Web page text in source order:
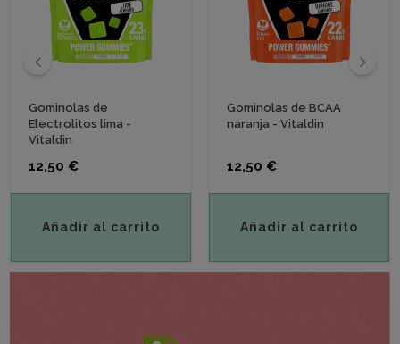
Gominolas de
Electrolitos lima -
Vitaldin
Precio
12,50 €
Añadir al carrito
Gominolas de BCAA
naranja - Vitaldin
Precio
12,50 €
Añadir al carrito